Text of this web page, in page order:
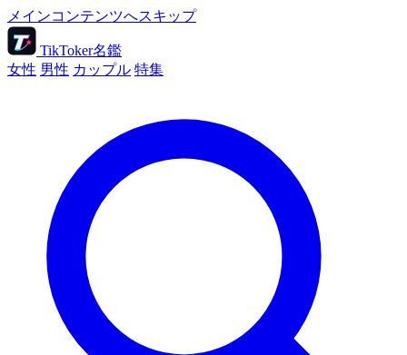
メインコンテンツへスキップ
TikToker名鑑
女性 男性 カップル 特集